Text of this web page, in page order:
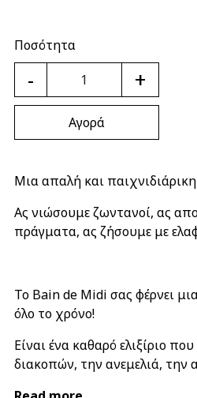
Ποσότητα
- +
Αγορά
Μια απαλή και
Ας νιώσουμε ζωντανοί, ας
πράγματα, ας ζήσουμε με
Το Bain de Midi σας φέρνει
όλο το χρόνο!
Είναι ένα καθαρό ελιξίριο
διακοπών, την ανεμελιά, την